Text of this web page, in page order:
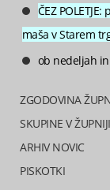
ČEZ
maša v Starem
ob nedeljah
ZGODOVINA
SKUPINE V ŽUPNIJI
ARHIV NOVIC
PISKOTKI